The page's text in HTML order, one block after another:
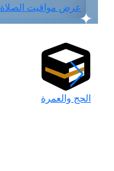
عرض مواقيت الصلاة
الحج والعمرة